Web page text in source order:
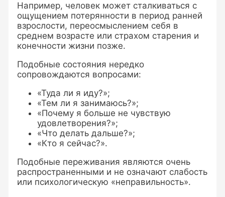
Например, человек может сталкиваться с
ощущением потерянности в период ранней
взрослости, переосмыслением себя в
среднем возрасте или страхом старения и
конечности жизни позже.
Подобные состояния нередко
сопровождаются вопросами:
«Туда ли я иду?»;
«Тем ли я занимаюсь?»;
«Почему я больше не чувствую
удовлетворения?»;
«Что делать дальше?»;
«Кто я сейчас?».
Подобные переживания являются очень
распространенными и не означают слабость
или психологическую «неправильность».